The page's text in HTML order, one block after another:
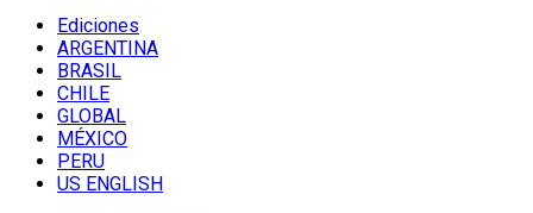
Ediciones
ARGENTINA
BRASIL
CHILE
GLOBAL
MÉXICO
PERU
US ENGLISH